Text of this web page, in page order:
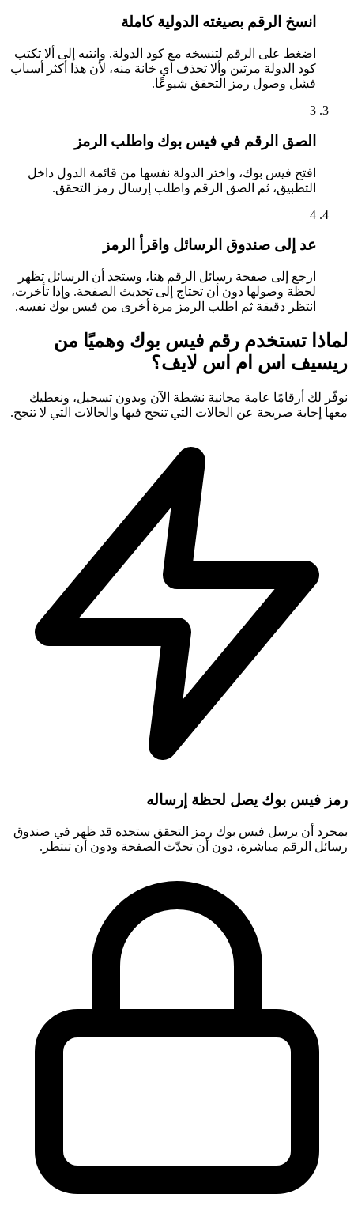
انسخ الرقم بصيغته الدولية كاملة
اضغط على الرقم لتنسخه مع كود الدولة. وانتبه إلى ألا تكتب
كود الدولة مرتين وألا تحذف أي خانة منه، لأن هذا أكثر أسباب
فشل وصول رمز التحقق شيوعًا.
3
الصق الرقم في فيس بوك واطلب الرمز
افتح فيس بوك، واختر الدولة نفسها من قائمة الدول داخل
التطبيق، ثم الصق الرقم واطلب إرسال رمز التحقق.
4
عد إلى صندوق الرسائل واقرأ الرمز
ارجع إلى صفحة رسائل الرقم هنا، وستجد أن الرسائل تظهر
لحظة وصولها دون أن تحتاج إلى تحديث الصفحة. وإذا تأخرت،
انتظر دقيقة ثم اطلب الرمز مرة أخرى من فيس بوك نفسه.
لماذا تستخدم رقم فيس بوك وهميًا من
ريسيف اس ام اس لايف؟
نوفّر لك أرقامًا عامة مجانية نشطة الآن وبدون تسجيل، ونعطيك
معها إجابة صريحة عن الحالات التي تنجح فيها والحالات التي لا تنجح.
رمز فيس بوك يصل لحظة إرساله
بمجرد أن يرسل فيس بوك رمز التحقق ستجده قد ظهر في صندوق
رسائل الرقم مباشرة، دون أن تحدّث الصفحة ودون أن تنتظر.